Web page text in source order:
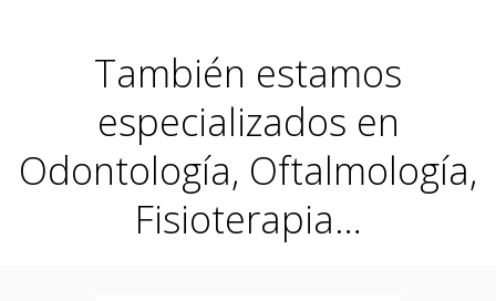
También estamos
especializados en
Odontología, Oftalmología,
Fisioterapia…